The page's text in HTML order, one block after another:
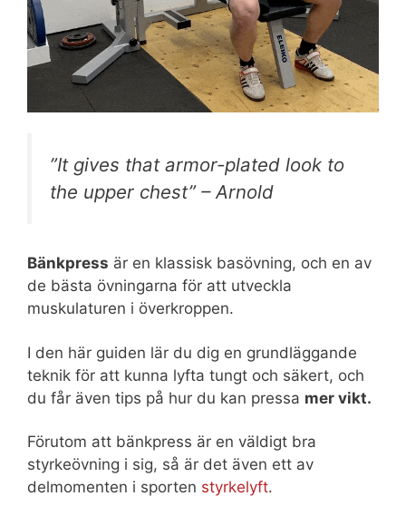
”It gives that armor-plated look to
the upper chest” – Arnold
Bänkpress är en klassisk basövning, och en av
de bästa övningarna för att utveckla
muskulaturen i överkroppen.
I den här guiden lär du dig en grundläggande
teknik för att kunna lyfta tungt och säkert, och
du får även tips på hur du kan pressa mer vikt.
Förutom att bänkpress är en väldigt bra
styrkeövning i sig, så är det även ett av
delmomenten i sporten styrkelyft.